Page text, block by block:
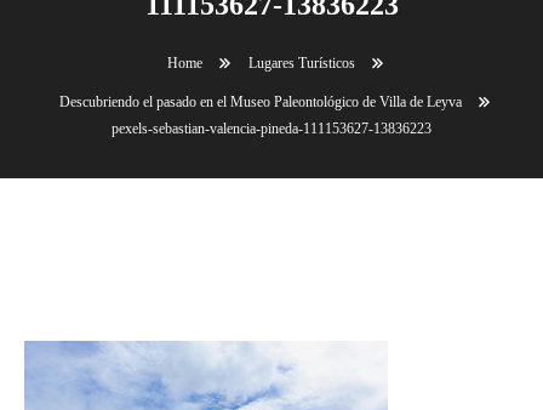
Home Lugares Turísticos
Descubriendo el pasado en el Museo Paleontológico de Villa de Leyva
pexels-sebastian-valencia-pineda-111153627-13836223